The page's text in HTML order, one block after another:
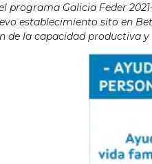
programa Galicia Feder
establecimiento sito en
de la capacidad productiva